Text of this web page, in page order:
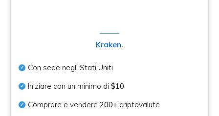
Kraken.
Con sede negli Stati Uniti
Iniziare con un minimo di$10
Comprare e vendere200+ criptovalute